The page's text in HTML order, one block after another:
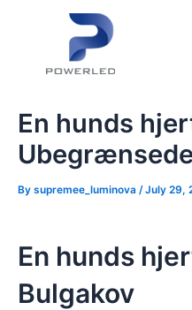
En hunds
By supremee_luminova /July 29,
En hunds
Bulgakov
navigation